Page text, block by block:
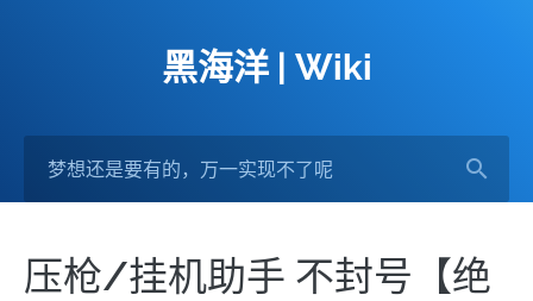
黑海洋 | Wiki
压枪/挂机助手 不封号【绝